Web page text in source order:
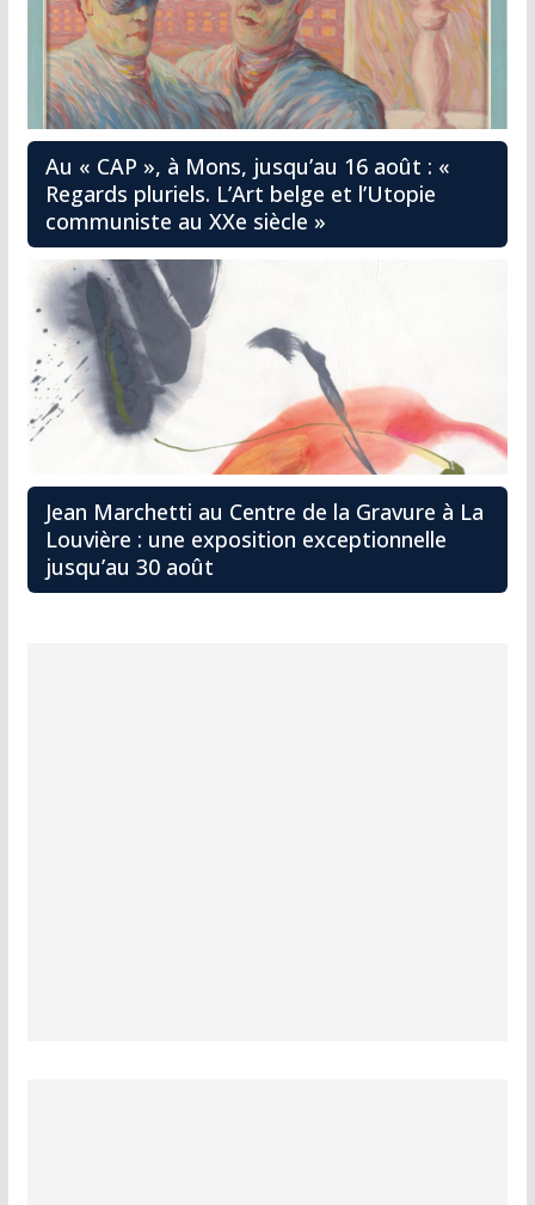
Au « CAP », à Mons, jusqu’au 16 août : «
Regards pluriels. L’Art belge et l’Utopie
communiste au XXe siècle »
Jean Marchetti au Centre de la Gravure à La
Louvière : une exposition exceptionnelle
jusqu’au 30 août